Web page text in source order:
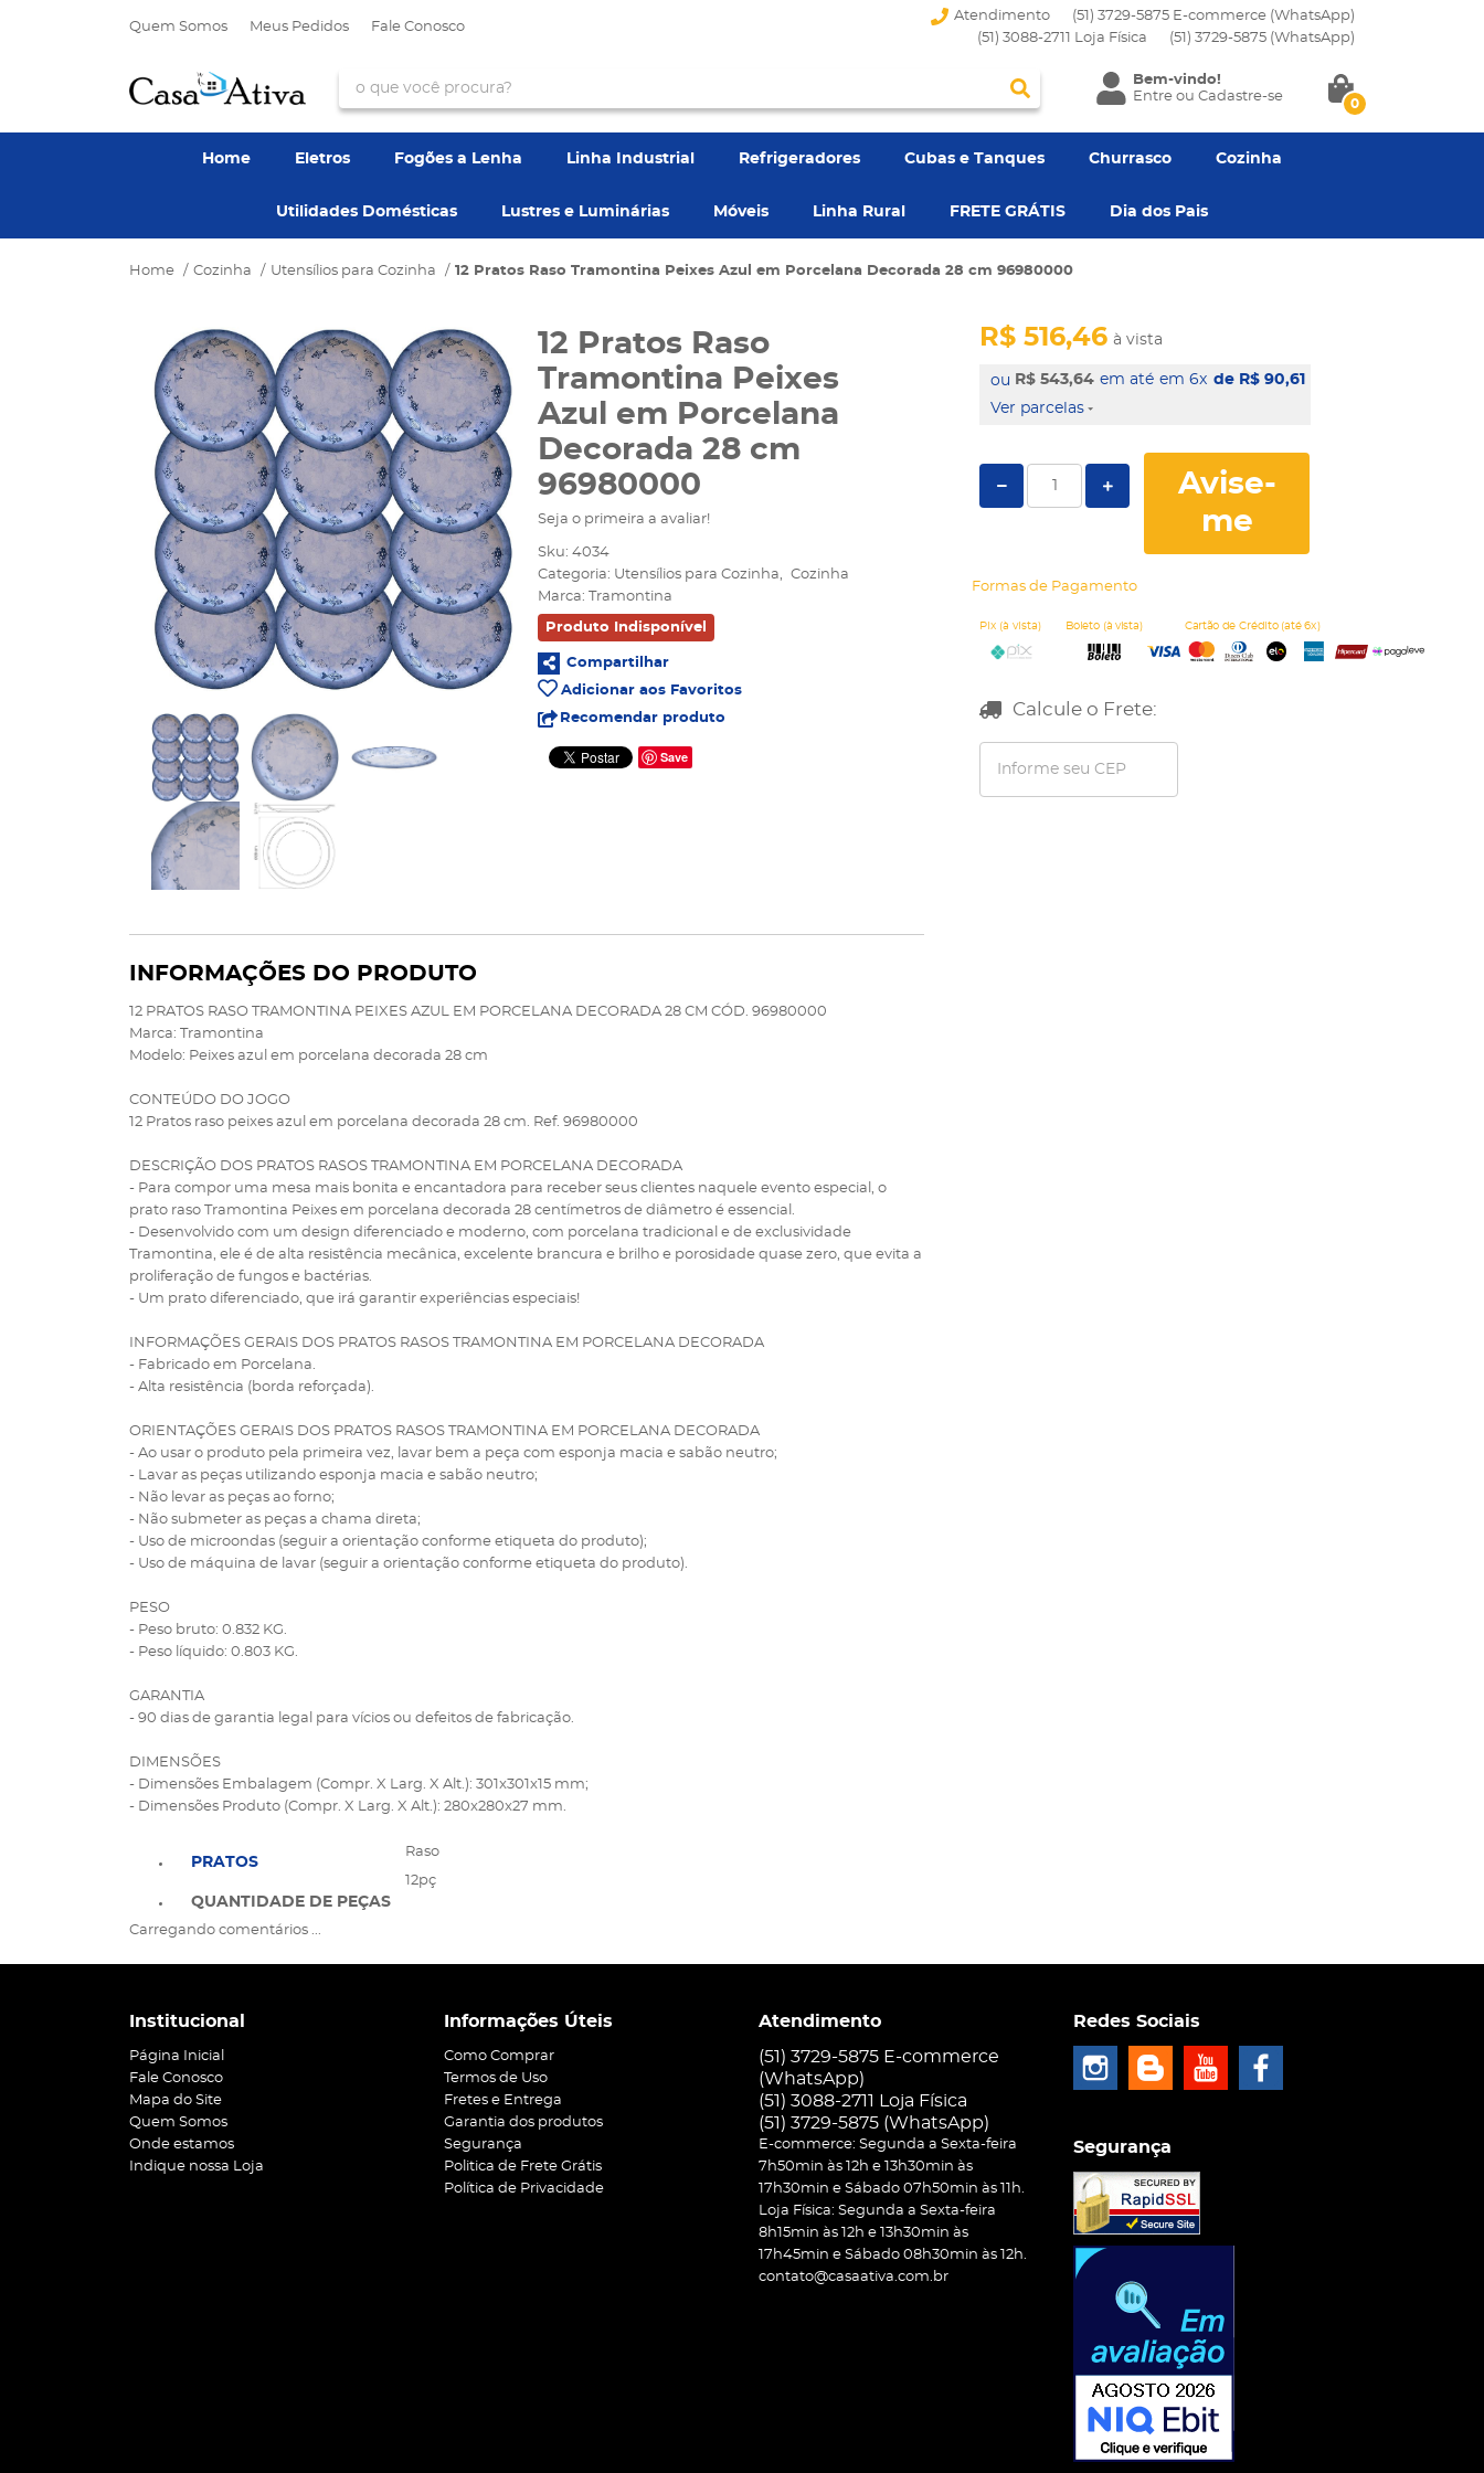
Quem Somos Meus Pedidos Fale Conosco
Atendimento
(51) 3729-5875 E-commerce (WhatsApp)
(51) 3088-2711 Loja Física
(51) 3729-5875 (WhatsApp)
Bem-vindo!
Entreou Cadastre-se 0
Home Eletros Fogões a Lenha Linha Industrial Refrigeradores Cubas e Tanques Churrasco Cozinha
Utilidades Domésticas Lustres e Luminárias Móveis Linha Rural FRETE GRÁTIS Dia dos Pais
Home Cozinha Utensílios para Cozinha 12 Pratos Raso Tramontina Peixes Azul em Porcelana Decorada 28 cm 96980000
12 Pratos Raso
Tramontina Peixes
Azul em Porcelana
Decorada 28 cm
96980000
Seja o primeira a avaliar!
Sku: 4034
Categoria: Utensílios para Cozinha
Cozinha
Marca: Tramontina
Produto Indisponível
Compartilhar
Adicionar aos Favoritos
Recomendar produto
Save
R$ 543,64
R$ 516,46 à vista
em 6x de R$ 90,61
Ver parcelas
Avise-
me
Formas de Pagamento
Calcule o Frete:
INFORMAÇÕES DO PRODUTO
12 PRATOS RASO TRAMONTINA PEIXES AZUL EM PORCELANA DECORADA 28 CM CÓD. 96980000
Marca: Tramontina
Modelo: Peixes azul em porcelana decorada 28 cm
CONTEÚDO DO JOGO
12 Pratos raso peixes azul em porcelana decorada 28 cm. Ref. 96980000
DESCRIÇÃO DOS PRATOS RASOS TRAMONTINA EM PORCELANA DECORADA
- Para compor uma mesa mais bonita e encantadora para receber seus clientes naquele evento especial, o
prato raso Tramontina Peixes em porcelana decorada 28 centímetros de diâmetro é essencial.
- Desenvolvido com um design diferenciado e moderno, com porcelana tradicional e de exclusividade
Tramontina, ele é de alta resistência mecânica, excelente brancura e brilho e porosidade quase zero, que evita a
proliferação de fungos e bactérias.
- Um prato diferenciado, que irá garantir experiências especiais!
INFORMAÇÕES GERAIS DOS PRATOS RASOS TRAMONTINA EM PORCELANA DECORADA
- Fabricado em Porcelana.
- Alta resistência (borda reforçada).
ORIENTAÇÕES GERAIS DOS PRATOS RASOS TRAMONTINA EM PORCELANA DECORADA
- Ao usar o produto pela primeira vez, lavar bem a peça com esponja macia e sabão neutro;
- Lavar as peças utilizando esponja macia e sabão neutro;
- Não levar as peças ao forno;
- Não submeter as peças a chama direta;
- Uso de microondas (seguir a orientação conforme etiqueta do produto);
- Uso de máquina de lavar (seguir a orientação conforme etiqueta do produto).
PESO
- Peso bruto: 0.832 KG.
- Peso líquido: 0.803 KG.
GARANTIA
- 90 dias de garantia legal para vícios ou defeitos de fabricação.
DIMENSÕES
- Dimensões Embalagem (Compr. X Larg. X Alt.): 301x301x15 mm;
- Dimensões Produto (Compr. X Larg. X Alt.): 280x280x27 mm.
PRATOS
QUANTIDADE DE PEÇAS
Raso
12pç
Carregando comentários ...
Institucional
Página Inicial
Fale Conosco
Mapa do Site
Quem Somos
Onde estamos
Indique nossa Loja
Informações Úteis
Como Comprar
Termos de Uso
Fretes e Entrega
Garantia dos produtos
Segurança
Politica de Frete Grátis
Política de Privacidade
Atendimento
(51) 3729-5875 E-commerce
(WhatsApp)
(51) 3088-2711 Loja Física
(51) 3729-5875 (WhatsApp)
E-commerce: Segunda a Sexta-feira
7h50min às 12h e 13h30min às
17h30min e Sábado 07h50min às 11h.
Loja Física: Segunda a Sexta-feira
8h15min às 12h e 13h30min às
17h45min e Sábado 08h30min às 12h.
contato@casaativa.com.br
Redes Sociais
Segurança